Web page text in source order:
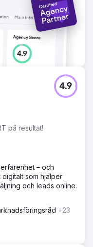
på resultat!
4.9
– och
som hjälper
och leads online.
+23